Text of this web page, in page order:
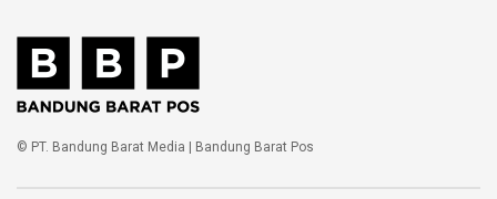
© PT. Bandung Barat Media | Bandung Barat Pos